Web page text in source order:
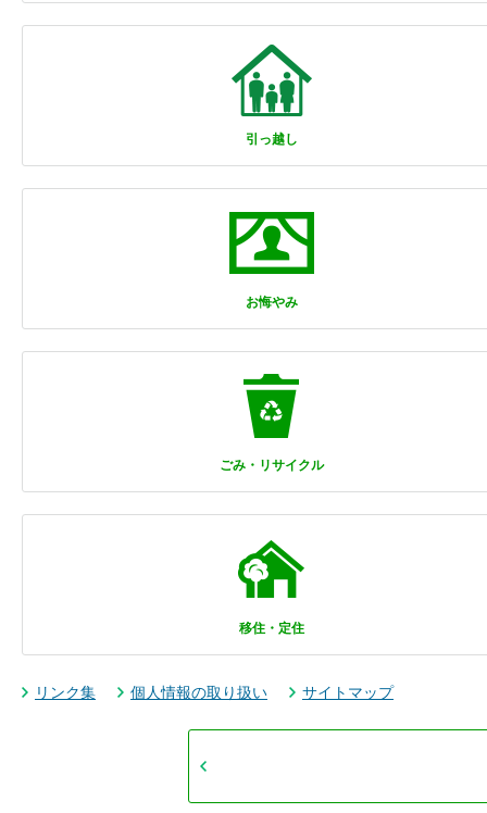
引っ越し
お悔やみ
ごみ・リサイクル
移住・定住
リンク集 個人情報の取り扱い サイトマップ